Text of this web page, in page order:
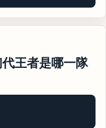
王者是哪一隊